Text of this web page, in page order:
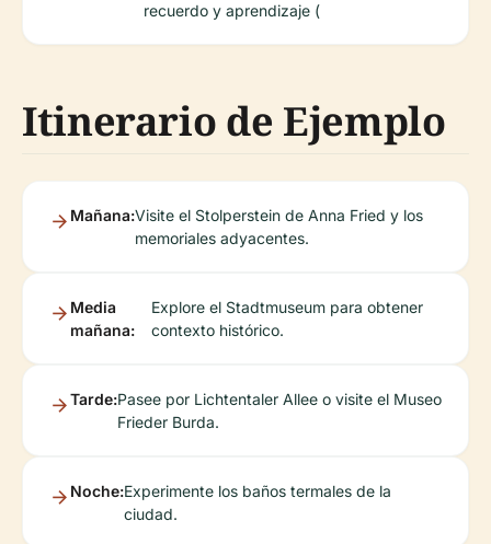
recuerdo y aprendizaje (
Itinerario de Ejemplo
Mañana:Visite el Stolperstein de Anna Fried y los
memoriales adyacentes.
Media
mañana:
Explore el Stadtmuseum para obtener
contexto histórico.
Tarde:Pasee por Lichtentaler Allee o visite el Museo
Frieder Burda.
Noche:Experimente los baños termales de la
ciudad.